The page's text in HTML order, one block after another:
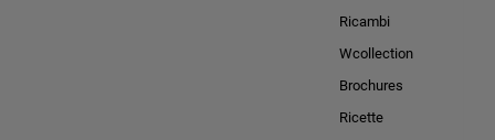
Ricambi
Wcollection
Brochures
Ricette